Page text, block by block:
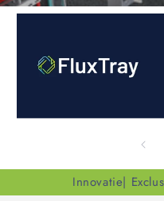
Innovatie|